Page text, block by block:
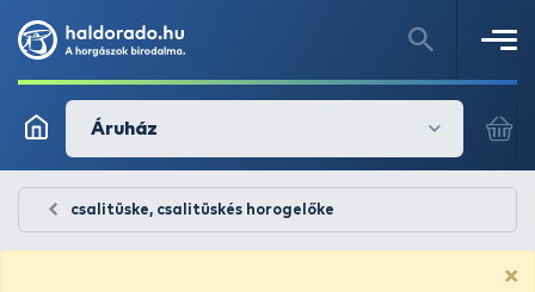
Áruház
csalitüske, csalitüskés horogelőke
×